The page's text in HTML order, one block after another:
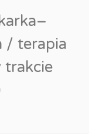
/ terapia
trakcie